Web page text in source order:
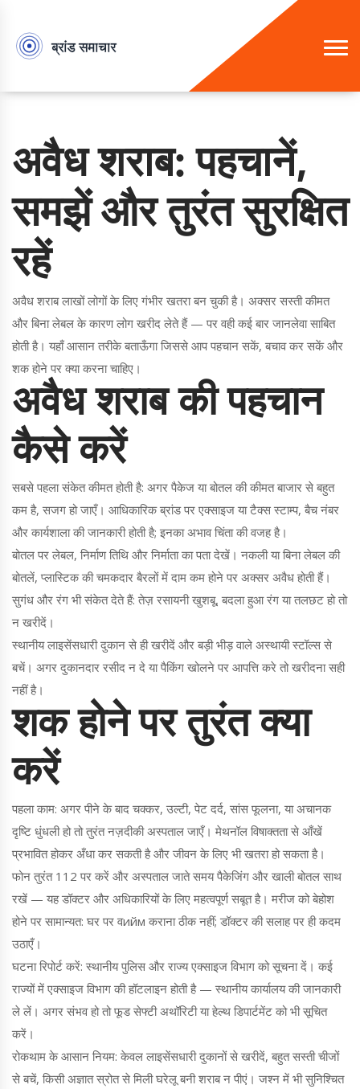
अवैध शराब: पहचानें,
समझें और तुरंत सुरक्षित
रहें
अवैध शराब लाखों लोगों के लिए गंभीर खतरा बन चुकी है। अक्सर सस्ती कीमत
और बिना लेबल के कारण लोग खरीद लेते हैं — पर वही कई बार जानलेवा साबित
होती है। यहाँ आसान तरीके बताऊँगा जिससे आप पहचान सकें, बचाव कर सकें और
शक होने पर क्या करना चाहिए।
अवैध शराब की पहचान
कैसे करें
सबसे पहला संकेत कीमत होती है: अगर पैकेज या बोतल की कीमत बाजार से बहुत
कम है, सजग हो जाएँ। आधिकारिक ब्रांड पर एक्साइज या टैक्स स्टाम्प, बैच नंबर
और कार्यशाला की जानकारी होती है; इनका अभाव चिंता की वजह है।
बोतल पर लेबल, निर्माण तिथि और निर्माता का पता देखें। नकली या बिना लेबल की
बोतलें, प्लास्टिक की चमकदार बैरलों में दाम कम होने पर अक्सर अवैध होती हैं।
सुगंध और रंग भी संकेत देते हैं: तेज़ रसायनी खुशबू, बदला हुआ रंग या तलछट हो तो
न खरीदें।
स्थानीय लाइसेंसधारी दुकान से ही खरीदें और बड़ी भीड़ वाले अस्थायी स्टॉल्स से
बचें। अगर दुकानदार रसीद न दे या पैकिंग खोलने पर आपत्ति करे तो खरीदना सही
नहीं है।
शक होने पर तुरंत क्या
करें
पहला काम: अगर पीने के बाद चक्कर, उल्टी, पेट दर्द, सांस फूलना, या अचानक
दृष्टि धुंधली हो तो तुरंत नज़दीकी अस्पताल जाएँ। मेथनॉल विषाक्तता से आँखें
प्रभावित होकर अँधा कर सकती है और जीवन के लिए भी खतरा हो सकता है।
फोन तुरंत 112 पर करें और अस्पताल जाते समय पैकेजिंग और खाली बोतल साथ
रखें — यह डॉक्टर और अधिकारियों के लिए महत्वपूर्ण सबूत है। मरीज को बेहोश
होने पर सामान्यत: घर पर वийм कराना ठीक नहीं; डॉक्टर की सलाह पर ही कदम
उठाएँ।
घटना रिपोर्ट करें: स्थानीय पुलिस और राज्य एक्साइज विभाग को सूचना दें। कई
राज्यों में एक्साइज विभाग की हॉटलाइन होती है — स्थानीय कार्यालय की जानकारी
ले लें। अगर संभव हो तो फूड सेफ्टी अथॉरिटी या हेल्थ डिपार्टमेंट को भी सूचित
करें।
रोकथाम के आसान नियम: केवल लाइसेंसधारी दुकानों से खरीदें, बहुत सस्ती चीजों
से बचें, किसी अज्ञात स्रोत से मिली घरेलू बनी शराब न पीएं। जश्न में भी सुनिश्चित